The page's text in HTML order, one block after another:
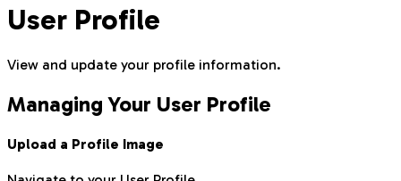
User Profile
View and update your profile information.
Managing Your User Profile
Upload a Profile Image